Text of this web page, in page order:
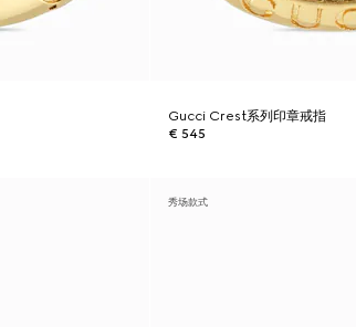
Gucci Crest系列印章戒指
€ 545
秀场款式